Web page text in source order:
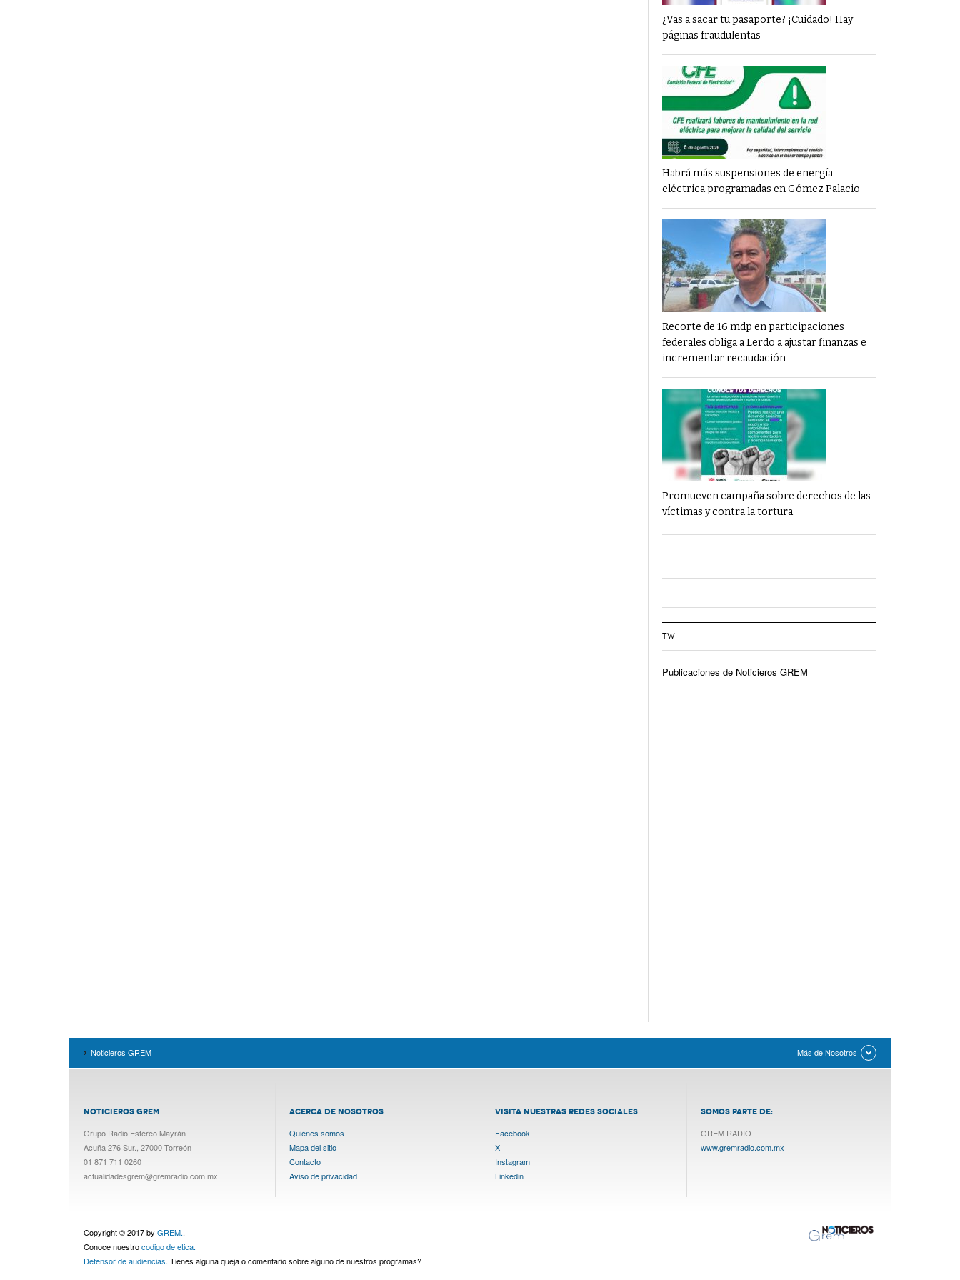
¿Vas a sacar tu pasaporte? ¡Cuidado! Hay
páginas fraudulentas
Habrá más suspensiones de energía
eléctrica programadas en Gómez Palacio
Recorte de 16 mdp en participaciones
federales obliga a Lerdo a ajustar finanzas e
incrementar recaudación
Promueven campaña sobre derechos de las
víctimas y contra la tortura
TW
Publicaciones de Noticieros GREM
Noticieros GREM Más de Nosotros
NOTICIEROS GREM
Grupo Radio Estéreo Mayrán
Acuña 276 Sur., 27000 Torreón
01 871 711 0260
actualidadesgrem@gremradio.com.mx
ACERCA DE NOSOTROS
Quiénes somos
Mapa del sitio
Contacto
Aviso de privacidad
VISITA NUESTRAS REDES SOCIALES
Facebook
X
Instagram
Linkedin
SOMOS PARTE DE:
GREM RADIO
www.gremradio.com.mx
Copyright © 2017 by GREM..
Conoce nuestrocodigo de etica.
Defensor de audiencias. Tienes alguna queja o comentario sobre alguno de nuestros programas?